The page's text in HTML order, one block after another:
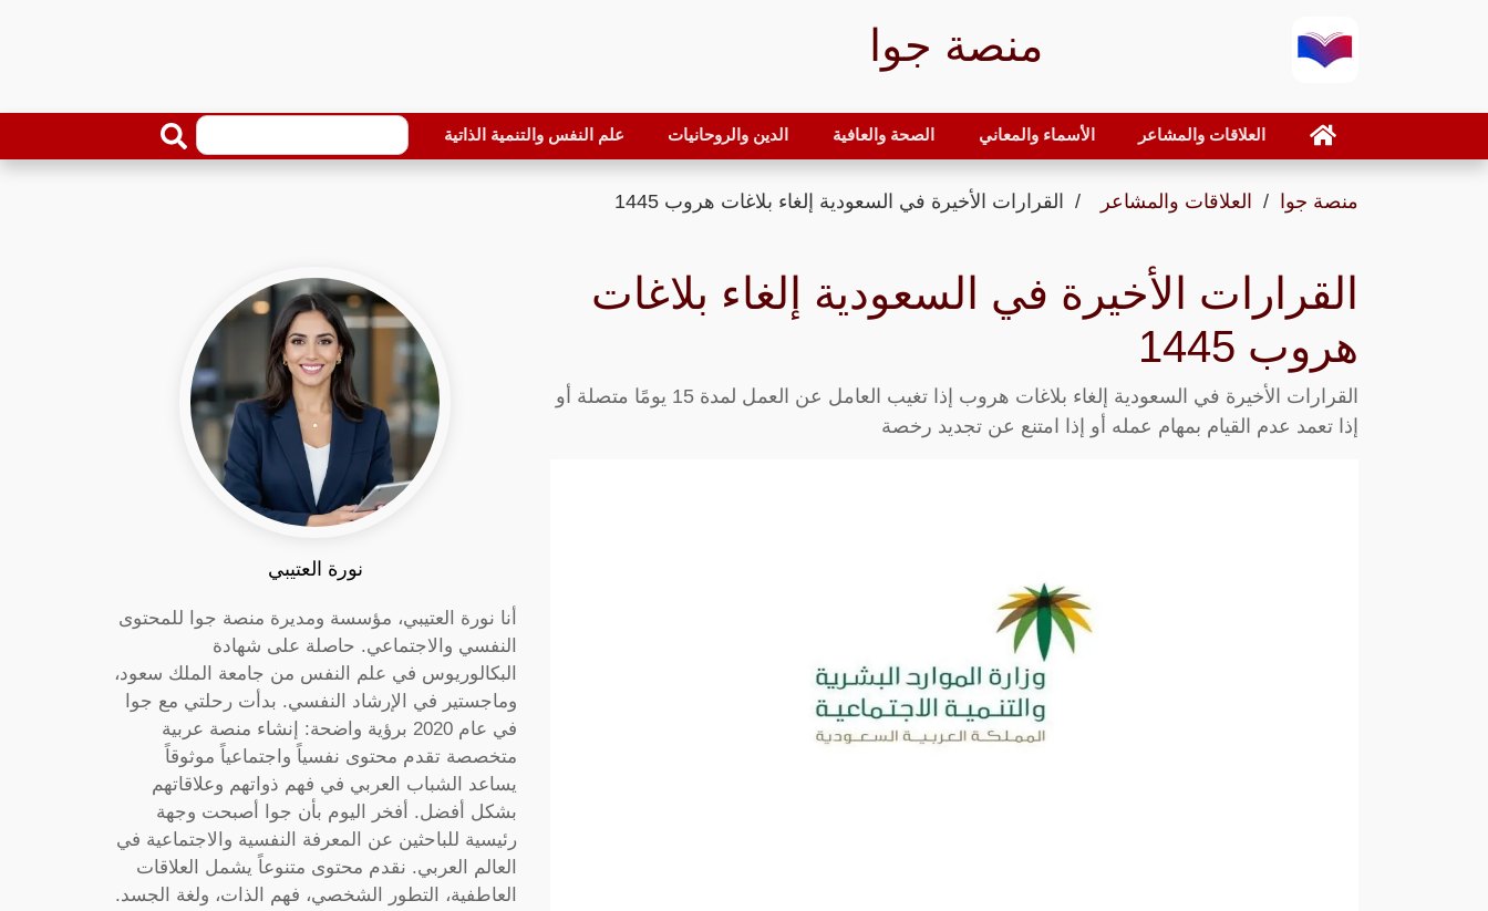
منصة جوا
العلاقات والمشاعر الأسماء والمعاني الصحة والعافية الدين والروحانيات علم النفس والتنمية الذاتية
منصة جوا العلاقات والمشاعر القرارات الأخيرة في السعودية إلغاء بلاغات هروب 1445
القرارات الأخيرة في السعودية إلغاء بلاغات
هروب 1445
القرارات الأخيرة في السعودية إلغاء بلاغات هروب إذا تغيب العامل عن العمل لمدة 15 يومًا متصلة أو
إذا تعمد عدم القيام بمهام عمله أو إذا امتنع عن تجديد رخصة
نورة العتيبي
أنا نورة العتيبي، مؤسسة ومديرة منصة جوا للمحتوى
النفسي والاجتماعي. حاصلة على شهادة
البكالوريوس في علم النفس من جامعة الملك سعود،
وماجستير في الإرشاد النفسي. بدأت رحلتي مع جوا
في عام 2020 برؤية واضحة: إنشاء منصة عربية
متخصصة تقدم محتوى نفسياً واجتماعياً موثوقاً
يساعد الشباب العربي في فهم ذواتهم وعلاقاتهم
بشكل أفضل. أفخر اليوم بأن جوا أصبحت وجهة
رئيسية للباحثين عن المعرفة النفسية والاجتماعية في
العالم العربي. نقدم محتوى متنوعاً يشمل العلاقات
العاطفية، التطور الشخصي، فهم الذات، ولغة الجسد.